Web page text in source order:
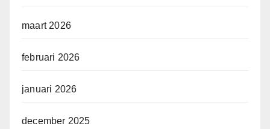
maart 2026
februari 2026
januari 2026
december 2025